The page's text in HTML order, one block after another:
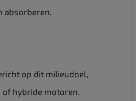
absorberen.
op dit milieudoel,
hybride motoren.